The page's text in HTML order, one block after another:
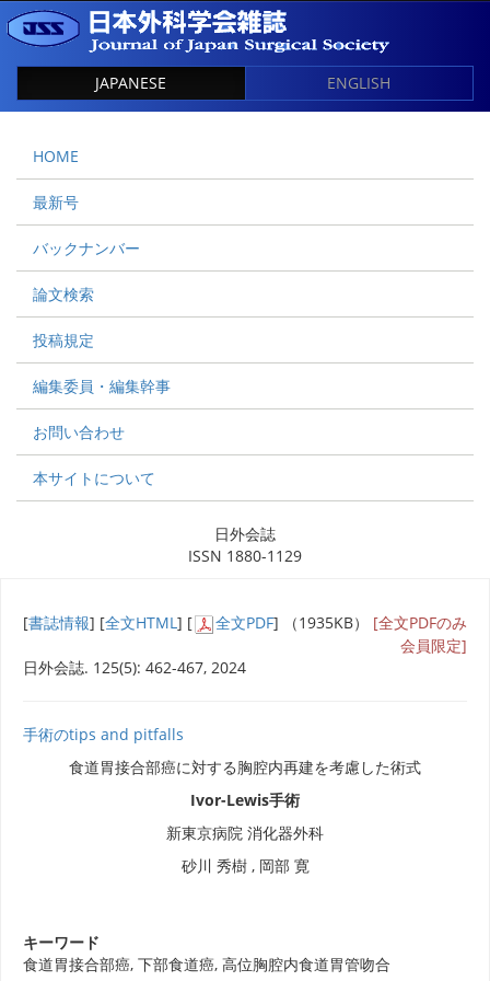
JAPANESE ENGLISH
HOME
最新号
バックナンバー
論文検索
投稿規定
編集委員・編集幹事
お問い合わせ
本サイトについて
日外会誌
ISSN 1880-1129
[書誌情報] [全文HTML] [ 全文PDF] （1935KB） [全文PDFのみ
会員限定]
日外会誌. 125(5): 462-467, 2024
手術のtips and pitfalls
食道胃接合部癌に対する胸腔内再建を考慮した術式
Ivor-Lewis手術
新東京病院 消化器外科
砂川 秀樹 , 岡部 寛
キーワード
食道胃接合部癌, 下部食道癌, 高位胸腔内食道胃管吻合